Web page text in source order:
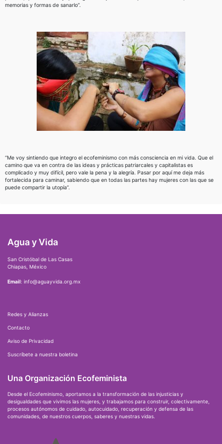
memorias y formas de sanarlo”.
“Me voy sintiendo que integro el ecofeminismo con más consciencia en mi vida. Que el
camino que va en contra de las ideas y prácticas patriarcales y capitalistas es
complicado y muy difícil, pero vale la pena y la alegría. Pasar por aquí me deja más
fortalecida para caminar, sabiendo que en todas las partes hay mujeres con las que se
puede compartir la utopía”.
Agua y Vida
San Cristóbal de Las Casas
Chiapas, México
Email: info@aguayvida.org.mx
Redes y Alianzas
Contacto
Aviso de Privacidad
Suscríbete a nuestra boletina
Una Organización Ecofeminista
Desde el Ecofeminismo, aportamos a la transformación de las injusticias y
desigualdades que vivimos las mujeres, y trabajamos para construir, colectivamente,
procesos autónomos de cuidado, autocuidado, recuperación y defensa de las
comunidades, de nuestros cuerpos, saberes y nuestras vidas.